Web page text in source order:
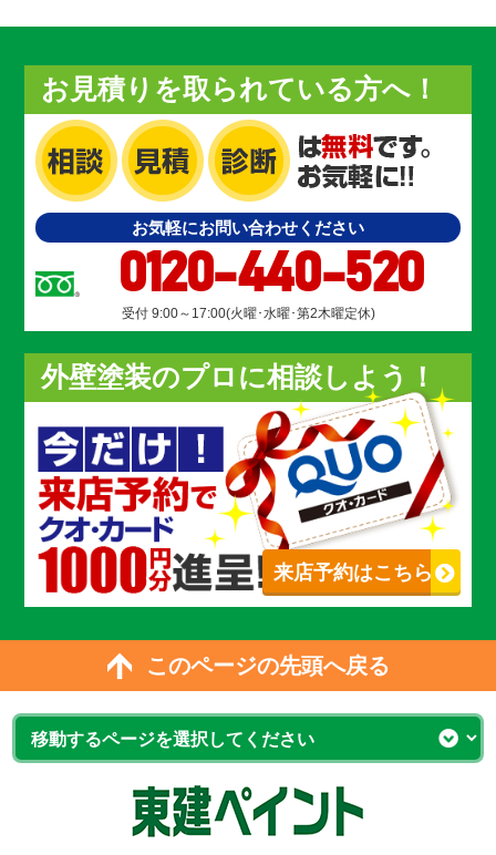
お見積りを取られている方へ！
お気軽にお問い合わせください
0120-440-520
受付 9:00～17:00(火曜･水曜･第2木曜定休)
外壁塗装のプロに相談しよう！
来店予約はこちら
このページの先頭へ戻る